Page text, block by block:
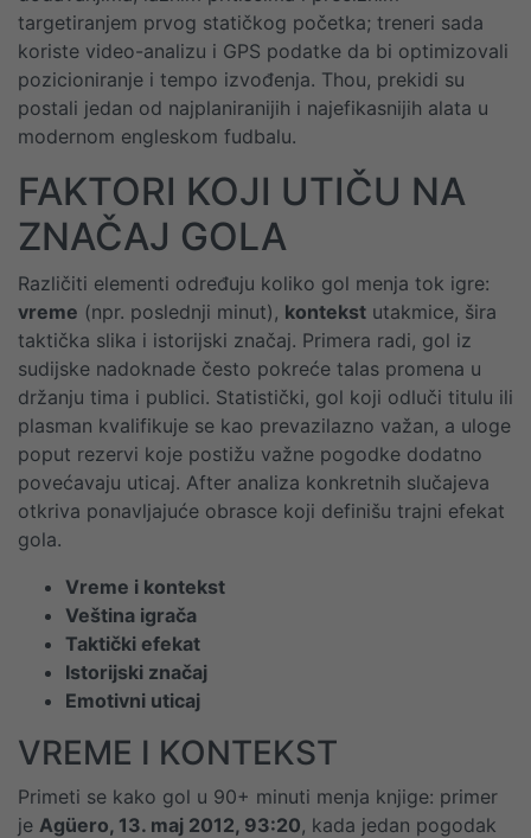
targetiranjem prvog statičkog početka; treneri sada
koriste video-analizu i GPS podatke da bi optimizovali
pozicioniranje i tempo izvođenja. Thou, prekidi su
postali jedan od najplaniranijih i najefikasnijih alata u
modernom engleskom fudbalu.
FAKTORI KOJI UTIČU NA
ZNAČAJ GOLA
Različiti elementi određuju koliko gol menja tok igre:
vreme (npr. poslednji minut), kontekst utakmice, šira
taktička slika i istorijski značaj. Primera radi, gol iz
sudijske nadoknade često pokreće talas promena u
držanju tima i publici. Statistički, gol koji odluči titulu ili
plasman kvalifikuje se kao prevazilazno važan, a uloge
poput rezervi koje postižu važne pogodke dodatno
povećavaju uticaj. After analiza konkretnih slučajeva
otkriva ponavljajuće obrasce koji definišu trajni efekat
gola.
Vreme i kontekst
Veština igrača
Taktički efekat
Istorijski značaj
Emotivni uticaj
VREME I KONTEKST
Primeti se kako gol u 90+ minuti menja knjige: primer
je Agüero, 13. maj 2012, 93:20, kada jedan pogodak